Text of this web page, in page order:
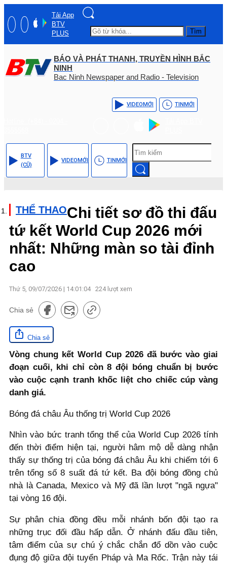
Tải App
BTV
PLUS
Tìm
BÁO VÀ PHÁT THANH, TRUYỀN HÌNH BẮC
NINH
Bac Ninh Newspaper and Radio - Television
VIDEOMỚI TINMỚI
BTV
(CŨ)
VIDEOMỚI TINMỚI
THỂ THAOChi tiết sơ đồ thi đấu
tứ kết World Cup 2026 mới
nhất: Những màn so tài đỉnh
cao
Thứ 5, 09/07/2026 | 14:01:04 224lượt xem
Chia sẻ
Chia sẻ
Vòng chung kết World Cup 2026 đã bước vào giai
đoạn cuối, khi chỉ còn 8 đội bóng chuẩn bị bước
vào cuộc cạnh tranh khốc liệt cho chiếc cúp vàng
danh giá.
Bóng đá châu Âu thống trị World Cup 2026
Nhìn vào bức tranh tổng thể của World Cup 2026 tính
đến thời điểm hiện tại, người hâm mộ dễ dàng nhận
thấy sự thống trị của bóng đá châu Âu khi chiếm tới 6
trên tổng số 8 suất đá tứ kết. Ba đội bóng đồng chủ
nhà là Canada, Mexico và Mỹ đã lần lượt "ngã ngựa"
tại vòng 16 đội.
Sự phân chia đồng đều mỗi nhánh bốn đội tạo ra
những trục đối đầu hấp dẫn. Ở nhánh đấu đầu tiên,
tâm điểm của sự chú ý chắc chắn đổ dồn vào cuộc
đụng độ giữa đội tuyển Pháp và Ma Rốc. Trận này tái